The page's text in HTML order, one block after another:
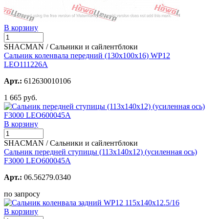
В корзину
SHACMAN / Сальники и сайлентблоки
Сальник коленвала передний (130х100х16) WP12
LEO111226A
Арт.: 612630010106
1 665 руб.
В корзину
SHACMAN / Сальники и сайлентблоки
Сальник передней ступицы (113x140x12) (усиленная ось)
F3000 LEO600045A
Арт.: 06.56279.0340
по запросу
В корзину